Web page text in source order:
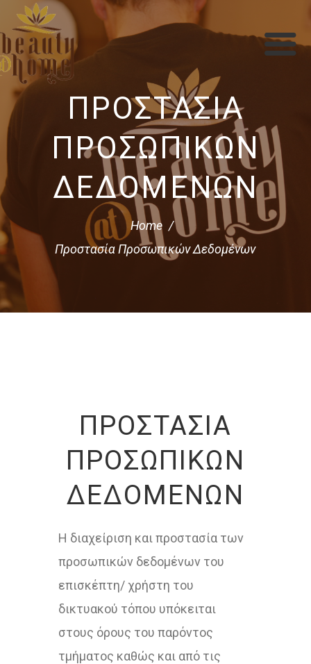
ΠΡΟΣΤΑΣΊΑ
ΠΡΟΣΩΠΙΚΏΝ
ΔΕΔΟΜΈΝΩΝ
Home
Προστασία Προσωπικών Δεδομένων
ΠΡΟΣΤΑΣΊΑ
ΠΡΟΣΩΠΙΚΏΝ
ΔΕΔΟΜΈΝΩΝ
Η διαχείριση και προστασία των
προσωπικών δεδομένων του
επισκέπτη/ χρήστη του
δικτυακού τόπου υπόκειται
στους όρους του παρόντος
τμήματος καθώς και από τις